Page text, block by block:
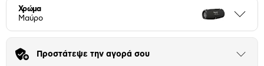
Χρώμα
Μαύρο
Προστάτεψε την αγορά σου
Άνοιξε